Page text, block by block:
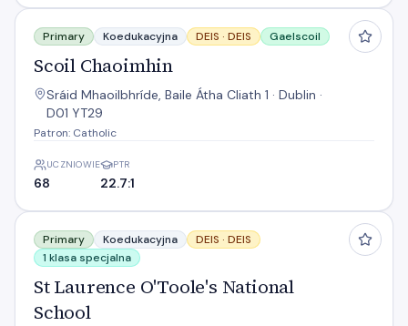
Scoil Chaoimhin
Primary Koedukacyjna DEIS · DEIS Gaelscoil
Scoil Chaoimhin
Sráid Mhaoilbhríde, Baile Átha Cliath 1 · Dublin ·
D01 YT29
Patron: Catholic
UCZNIOWIE
68
PTR
22.7:1
St Laurence O'Toole's National School
Primary Koedukacyjna DEIS · DEIS
1 klasa specjalna
St Laurence O'Toole's National
School